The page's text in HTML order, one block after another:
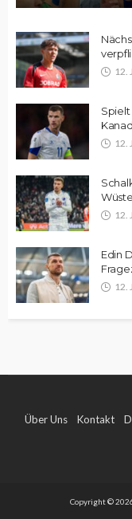
12.
12.
Wüste
12.
Edin
12.
Über Uns Kontakt
Copyright ©